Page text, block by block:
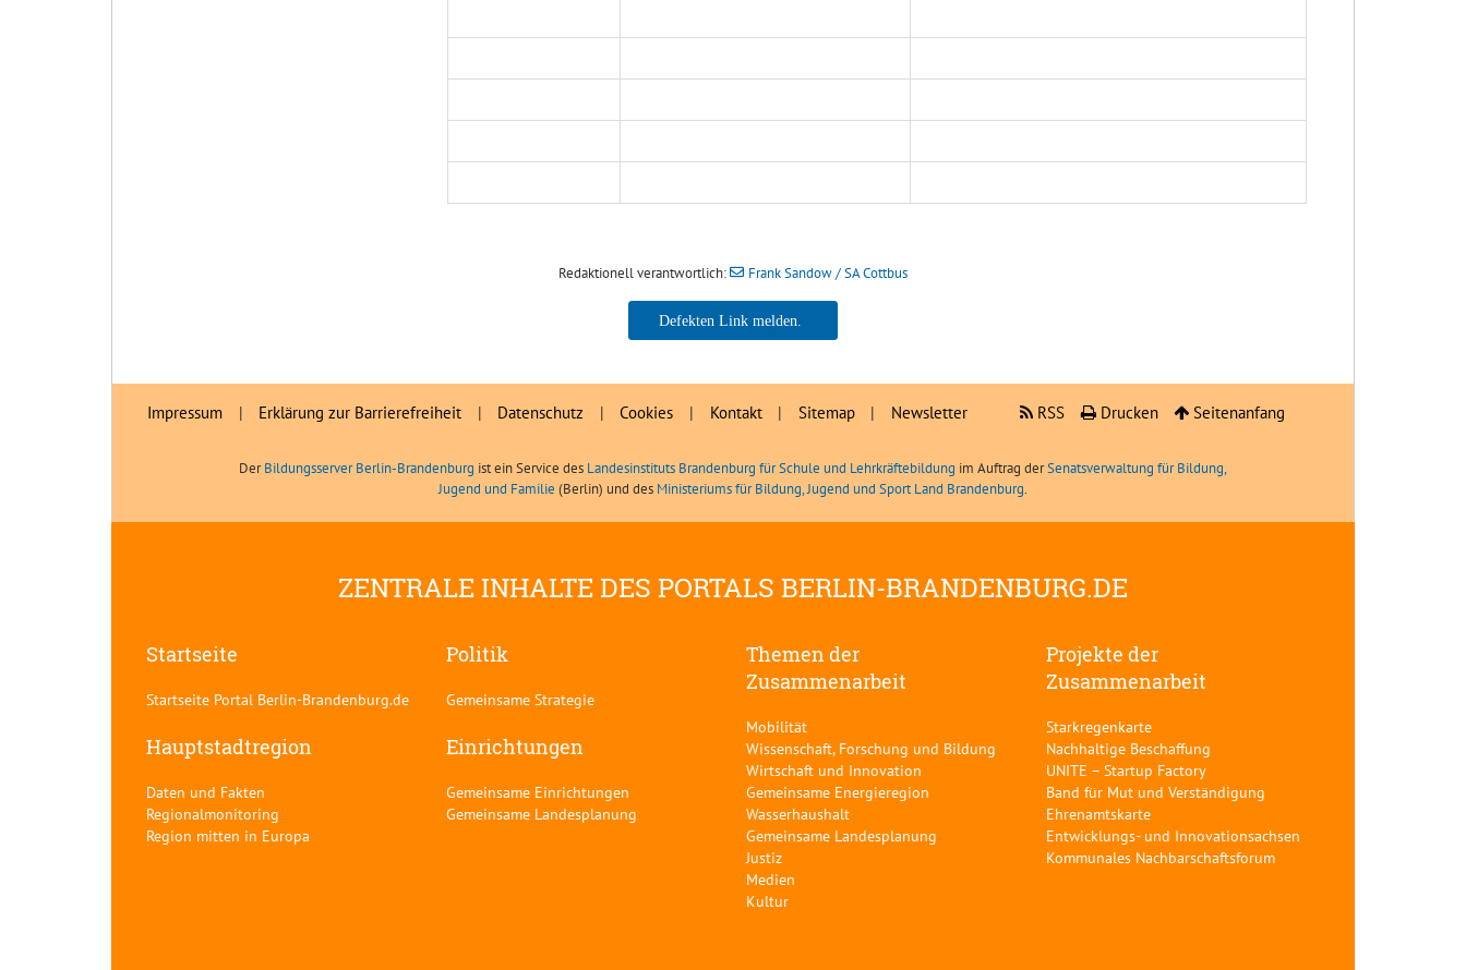
Redaktionell verantwortlich: Frank Sandow / SA Cottbus
Frank Sandow / SA Cottbus
Impressum | Erklärung zur Barrierefreiheit | Datenschutz | Cookies | Kontakt | Sitemap | Newsletter RSS Drucken Seitenanfang
DerBildungsserver Berlin-Brandenburg ist ein Service des Landesinstituts Brandenburg für Schule und Lehrkräftebildung im Auftrag derSenatsverwaltung für Bildung,
Jugend und Familie (Berlin) und des Ministeriums für Bildung, Jugend und Sport Land Brandenburg.
ZENTRALE INHALTE DES PORTALS BERLIN-BRANDENBURG.DE
Startseite
Startseite Portal Berlin-Brandenburg.de
Hauptstadtregion
Daten und Fakten
Regionalmonitoring
Region mitten in Europa
Politik
Gemeinsame Strategie
Einrichtungen
Gemeinsame Einrichtungen
Gemeinsame Landesplanung
Themen der
Zusammenarbeit
Mobilität
Wissenschaft, Forschung und Bildung
Wirtschaft und Innovation
Gemeinsame Energieregion
Wasserhaushalt
Gemeinsame Landesplanung
Justiz
Medien
Kultur
Projekte der
Zusammenarbeit
Starkregenkarte
Nachhaltige Beschaffung
UNITE – Startup Factory
Band für Mut und Verständigung
Ehrenamtskarte
Entwicklungs- und Innovationsachsen
Kommunales Nachbarschaftsforum